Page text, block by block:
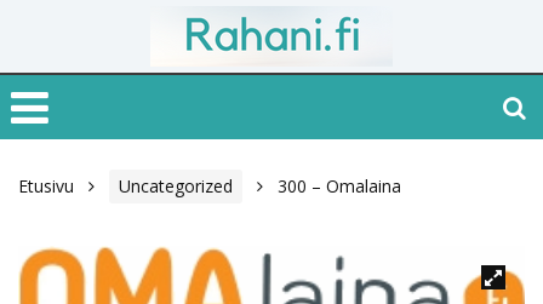
Etusivu Uncategorized 300 – Omalaina